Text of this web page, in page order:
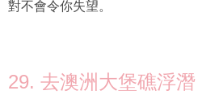
對不會令你失望。
29. 去澳洲大堡礁浮潛